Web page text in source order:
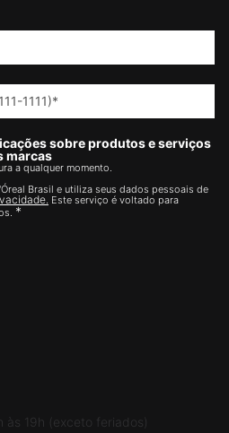
1111)*
sobre produtos e serviços
marcas
a qualquer momento.​
Brasil e utiliza seus dados pessoais de
Este serviço é voltado para
*
às 19h (exceto feriados)